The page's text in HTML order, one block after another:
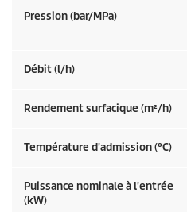
Pression (bar/MPa)
Débit (l/h)
Rendement surfacique (m²/h)
Température d'admission (°C)
Puissance nominale à l'entrée
(kW)